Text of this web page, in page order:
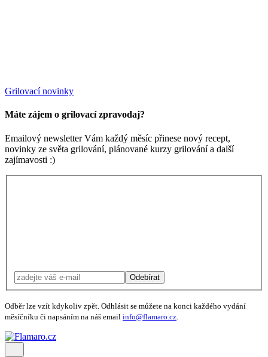
Grilovací novinky
Máte zájem o grilovací zpravodaj?
Emailový newsletter Vám každý měsíc přinese nový recept,
novinky ze světa grilování, plánované kurzy grilování a další
zajímavosti :)
Odebírat
Odběr lze vzít kdykoliv zpět. Odhlásit se můžete na konci každého vydání
měsíčníku či napsáním na náš email info@flamaro.cz.